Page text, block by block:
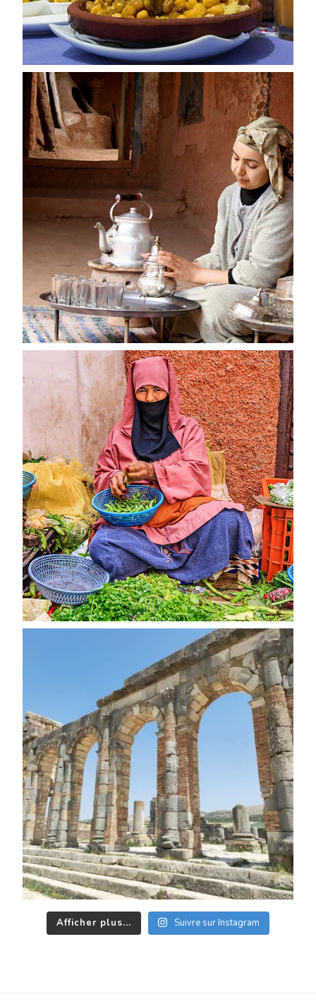
Afficher plus... Suivre sur Instagram